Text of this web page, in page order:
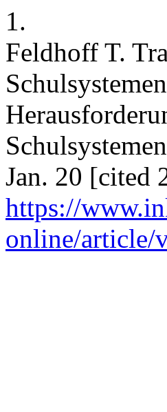
1.
Feldhoff T.
Jan. 20 [cited
https://
online/article/